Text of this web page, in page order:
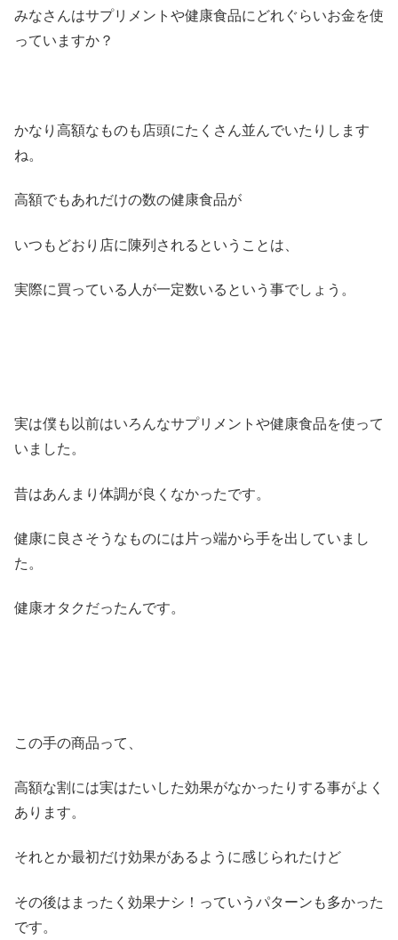
みなさんはサプリメントや健康食品にどれぐらいお金を使
っていますか？
かなり高額なものも店頭にたくさん並んでいたりします
ね。
高額でもあれだけの数の健康食品が
いつもどおり店に陳列されるということは、
実際に買っている人が一定数いるという事でしょう。
実は僕も以前はいろんなサプリメントや健康食品を使って
いました。
昔はあんまり体調が良くなかったです。
健康に良さそうなものには片っ端から手を出していまし
た。
健康オタクだったんです。
この手の商品って、
高額な割には実はたいした効果がなかったりする事がよく
あります。
それとか最初だけ効果があるように感じられたけど
その後はまったく効果ナシ！っていうパターンも多かった
です。